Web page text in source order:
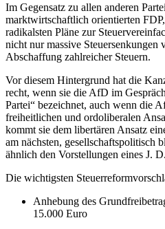
Im Gegensatz zu allen anderen
marktwirtschaftlich orientierten
radikalsten Pläne zur
nicht nur massive Steuersenkungen
Abschaffung zahlreicher Steuern.
Vor diesem Hintergrund hat die
recht, wenn sie die AfD im
Partei“ bezeichnet, auch wenn die
freiheitlichen und ordoliberalen
kommt sie dem libertären Ansatz
am nächsten, gesellschaftspolitisch
ähnlich den Vorstellungen eines J.
Die wichtigsten
Anhebung des
15.000 Euro